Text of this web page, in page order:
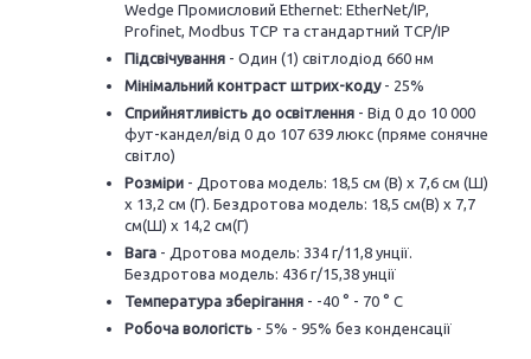
Wedge Промисловий Ethernet: EtherNet/IP,
Profinet, Modbus TCP та стандартний TCP/IP
Підсвічування - Один (1) світлодіод 660 нм
Мінімальний контраст штрих-коду- 25%
Сприйнятливість до освітлення - Від 0 до 10 000
фут-кандел/від 0 до 107 639 люкс (пряме сонячне
світло)
Розміри - Дротова модель: 18,5 см (В) x 7,6 см (Ш)
x 13,2 см (Г). Бездротова модель: 18,5 см(В) x 7,7
см(Ш) x 14,2 см(Г)
Вага - Дротова модель: 334 г/11,8 унції.
Бездротова модель: 436 г/15,38 унції
Температура зберігання - -40 ° - 70 ° C
Робоча вологість - 5% - 95% без конденсації